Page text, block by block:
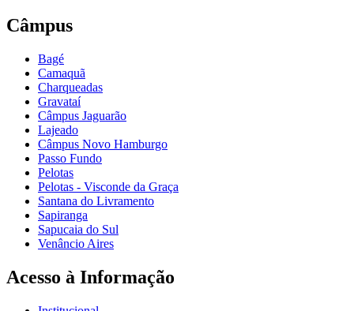
Câmpus
Bagé
Camaquã
Charqueadas
Gravataí
Câmpus Jaguarão
Lajeado
Câmpus Novo Hamburgo
Passo Fundo
Pelotas
Pelotas - Visconde da Graça
Santana do Livramento
Sapiranga
Sapucaia do Sul
Venâncio Aires
Acesso à Informação